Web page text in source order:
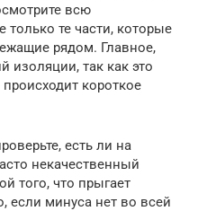
всю
только те части, которые
рядом. Главное,
изоляции, так как это
короткое
есть ли на
некачественный
того, что прыгает
если минуса нет во всей